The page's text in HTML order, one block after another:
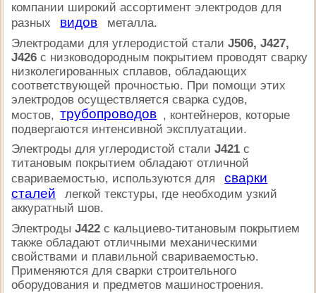
компании широкий ассортимент электродов для
разных
видов
металла.
Электродами для углеродистой стали J506, J427,
J426 с низководородным покрытием проводят сварку
низколегированных сплавов, обладающих
соответствующей прочностью. При помощи этих
электродов осуществляется сварка судов,
мостов, трубопроводов , контейнеров, которые
подвергаются интенсивной эксплуатации.
Электроды для углеродистой стали J421 с
титановым покрытием обладают отличной
свариваемостью, используются для
сварки
сталей
легкой текстуры, где необходим узкий
аккуратный шов.
Электроды J422 с кальциево-титановым покрытием
также обладают отличными механическими
свойствами и плавильной свариваемостью.
Применяются для сварки строительного
оборудования и предметов машиностроения.